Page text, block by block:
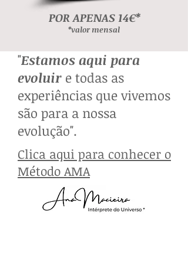
POR APENAS 14€*
*valor mensal
"Estamos aqui para
evoluir e todas as
experiências que vivemos
são para a nossa
evolução".
Clica aqui para conhecer o
Método AMA